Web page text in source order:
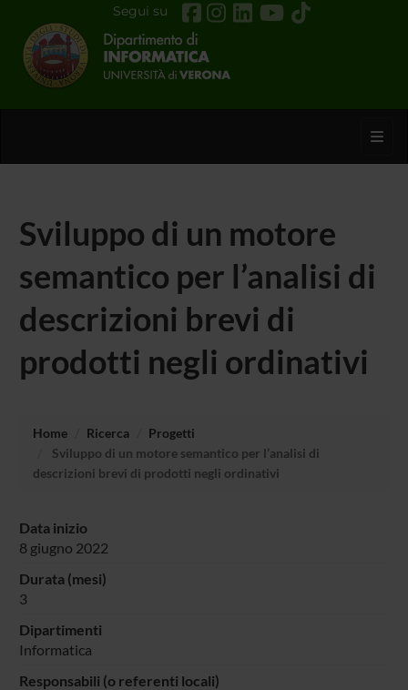
Segui su
Sviluppo di un motore
semantico per l’analisi di
descrizioni brevi di
prodotti negli ordinativi
Home Ricerca
Progetti
Sviluppo di un motore semantico per l’analisi di
descrizioni brevi di prodotti negli ordinativi
Data inizio
8 giugno 2022
Durata (mesi)
3
Dipartimenti
Informatica
Responsabili (o referenti locali)